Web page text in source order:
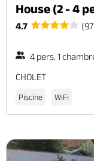
House (2 - 4
4.7
4 pers. 1
CHOLET
Piscine WiFi